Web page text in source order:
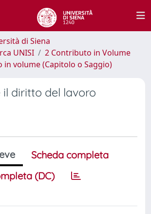
di Siena
UNISI
2 Contributo in Volume
in volume (Capitolo o Saggio)
il diritto del lavoro
Scheda completa
(DC)